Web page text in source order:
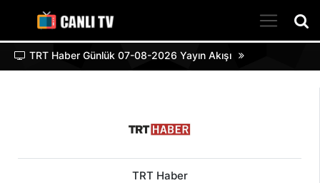
TRT Haber Günlük 07-08-2026 Yayın Akışı
TRT Haber